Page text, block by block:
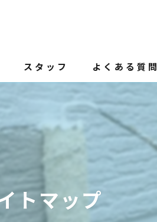
スタッフ よくある質問
トマップ